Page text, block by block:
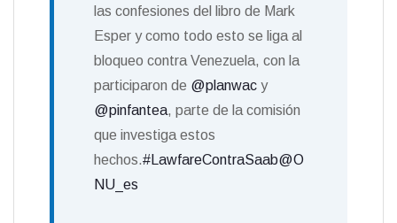
las confesiones del libro de Mark
Esper y como todo esto se liga al
bloqueo contra Venezuela, con la
participaron de @planwac y
@pinfantea, parte de la comisión
que investiga estos
hechos.#LawfareContraSaab@O
NU_es